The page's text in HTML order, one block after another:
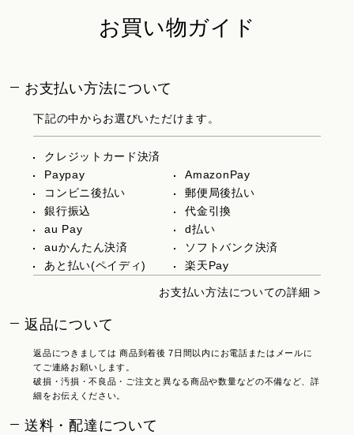
お買い物ガイド
お支払い方法について
下記の中からお選びいただけます。
クレジットカード決済
Paypay
AmazonPay
コンビニ後払い
郵便局後払い
銀行振込
代金引換
au Pay
d払い
auかんたん決済
ソフトバンク決済
あと払い(ペイディ)
楽天Pay
お支払い方法についての詳細 >
返品について
返品につきましては 商品到着後 7日間以内にお電話またはメールに
てご連絡お願いします。
破損・汚損・不良品・ご注文と異なる商品や数量などの不備など、詳
細をお伝えください。
送料・配達について